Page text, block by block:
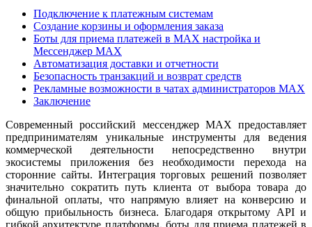
Подключение к платежным системам
Создание корзины и оформления заказа
Боты для приема платежей в MAX настройка и
Мессенджер MAX
Автоматизация доставки и отчетности
Безопасность транзакций и возврат средств
Рекламные возможности в чатах администраторов MAX
Заключение
Современный российский мессенджер MAX предоставляет
предпринимателям уникальные инструменты для ведения
коммерческой деятельности непосредственно внутри
экосистемы приложения без необходимости перехода на
сторонние сайты. Интеграция торговых решений позволяет
значительно сократить путь клиента от выбора товара до
финальной оплаты, что напрямую влияет на конверсию и
общую прибыльность бизнеса. Благодаря открытому API и
гибкой архитектуре платформы, боты для приема платежей в